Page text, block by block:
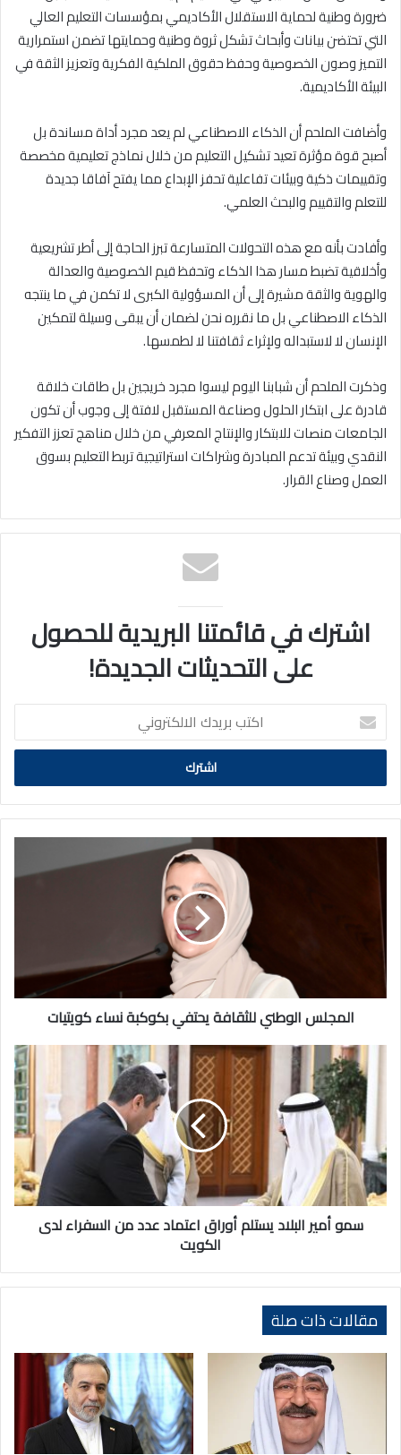
ضرورة وطنية لحماية الاستقلال الأكاديمي بمؤسسات التعليم العالي
التي تحتضن بيانات وأبحاث تشكل ثروة وطنية وحمايتها تضمن استمرارية
التميز وصون الخصوصية وحفظ حقوق الملكية الفكرية وتعزيز الثقة في
البيئة الأكاديمية.
وأضافت الملحم أن الذكاء الاصطناعي لم يعد مجرد أداة مساندة بل
أصبح قوة مؤثرة تعيد تشكيل التعليم من خلال نماذج تعليمية مخصصة
وتقييمات ذكية وبيئات تفاعلية تحفز الإبداع مما يفتح آفاقا جديدة
للتعلم والتقييم والبحث العلمي.
وأفادت بأنه مع هذه التحولات المتسارعة تبرز الحاجة إلى أطر تشريعية
وأخلاقية تضبط مسار هذا الذكاء وتحفظ قيم الخصوصية والعدالة
والهوية والثقة مشيرة إلى أن المسؤولية الكبرى لا تكمن في ما ينتجه
الذكاء الاصطناعي بل ما نقرره نحن لضمان أن يبقى وسيلة لتمكين
الإنسان لا لاستبداله ولإثراء ثقافتنا لا لطمسها.
وذكرت الملحم أن شبابنا اليوم ليسوا مجرد خريجين بل طاقات خلاقة
قادرة على ابتكار الحلول وصناعة المستقبل لافتة إلى وجوب أن تكون
الجامعات منصات للابتكار والإنتاج المعرفي من خلال مناهج تعزز التفكير
النقدي وبيئة تدعم المبادرة وشراكات استراتيجية تربط التعليم بسوق
العمل وصناع القرار.
اشترك في قائمتنا البريدية للحصول
على التحديثات الجديدة!
اكتب
بريدك
الالكتروني
للثقافة
بكوكبة
نساء
كويتيات
المجلس الوطني للثقافة يحتفي بكوكبة نساء كويتيات
البلاد
يستلم
أوراق
اعتماد
عدد
من
السفراء
سمو أمير البلاد يستلم أوراق اعتماد عدد من السفراء لدى
الكويت
مقالات ذات صلة